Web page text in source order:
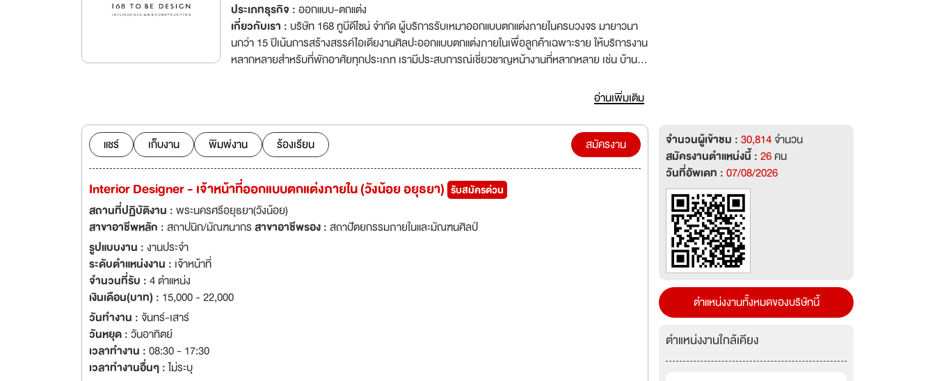
ประเภทธุรกิจ :ออกแบบ-ตกแต่ง
เกี่ยวกับเรา :บริษัท 168 ทูบีดีไซน์ จำกัด ผู้บริการรับเหมาออกแบบตกแต่งภายในครบวงจร มายาวนา
นกว่า 15 ปีเน้นการสร้างสรรค์ไอเดียงานศิลปะออกแบบตกแต่งภายในเพื่อลูกค้าเฉพาะราย ให้บริการงาน
หลากหลายสำหรับที่พักอาศัยทุกประเภท เรามีประสบการณ์เชี่ยวชาญหน้างานที่หลากหลาย เช่น บ้าน
หลักการออกแบบตามหลักสถาปัตยกรรมและวิศวกรรมอย่างเคร่งครัด ทีมงานพร้อมสร้างสรรค์ผลงา
นโยบายสร้างผลงานที่ดีมีคุณภาพ ส่งมอบงานตรงเวลาเพื่อให้ลูกค้าไว้วางใจ หลักการออกแบบเน้นความ
คงทนสวยงานตลอดกาลเวลาและยึดมั่นการออกแบบมาพร้อมกับฟังค์ชั่นที่ตอบโจทย์ลูกค้ามากที่สุด
นอกจากนี้เรายังให้ความสำคัญกับบุคลิกภาพของแต่ละบุคคล เพื่อสร้างสรรค์ตัวตนออกมาเป็นผลงานที่
มีสไตล์และฟังค์ชั่นที่ตอบโจทย์ลูกค้า เราให้บริการแบบครบวงจร สะดวก รวดเร็ว หมดกังวลเรื่องปัญหา
ระหว่างการทำงาน พร้อมส่งมอบผลงานถึงลูกค้าด้วยความสุขและรอยยิ้ม
อ่านเพิ่มเติม
แชร์ เก็บงาน พิมพ์งาน ร้องเรียน สมัครงาน
Interior Designer - เจ้าหน้าที่ออกแบบตกแต่งภายใน (วังน้อย อยุธยา) รับสมัครด่วน
สถานที่ปฏิบัติงาน :พระนครศรีอยุธยา(วังน้อย)
สาขาอาชีพหลัก :สถาปนิก/มัณฑนากรสาขาอาชีพรอง :สถาปัตยกรรมภายในและมัณฑนศิลป์
รูปแบบงาน :งานประจำ
ระดับตำแหน่งงาน : เจ้าหน้าที่
จำนวนที่รับ :4 ตำแหน่ง
เงินเดือน(บาท) : 15,000 - 22,000
วันทำงาน : จันทร์-เสาร์
วันหยุด :วันอาทิตย์
เวลาทำงาน :08:30 - 17:30
เวลาทำงานอื่นๆ :ไม่ระบุ
จำนวนผู้เข้าชม :30,814จำนวน
สมัครงานตำแหน่งนี้ :26คน
วันที่อัพเดท :07/08/2026
ตำแหน่งงานทั้งหมดของบริษัทนี้
ตำแหน่งงานใกล้เคียง